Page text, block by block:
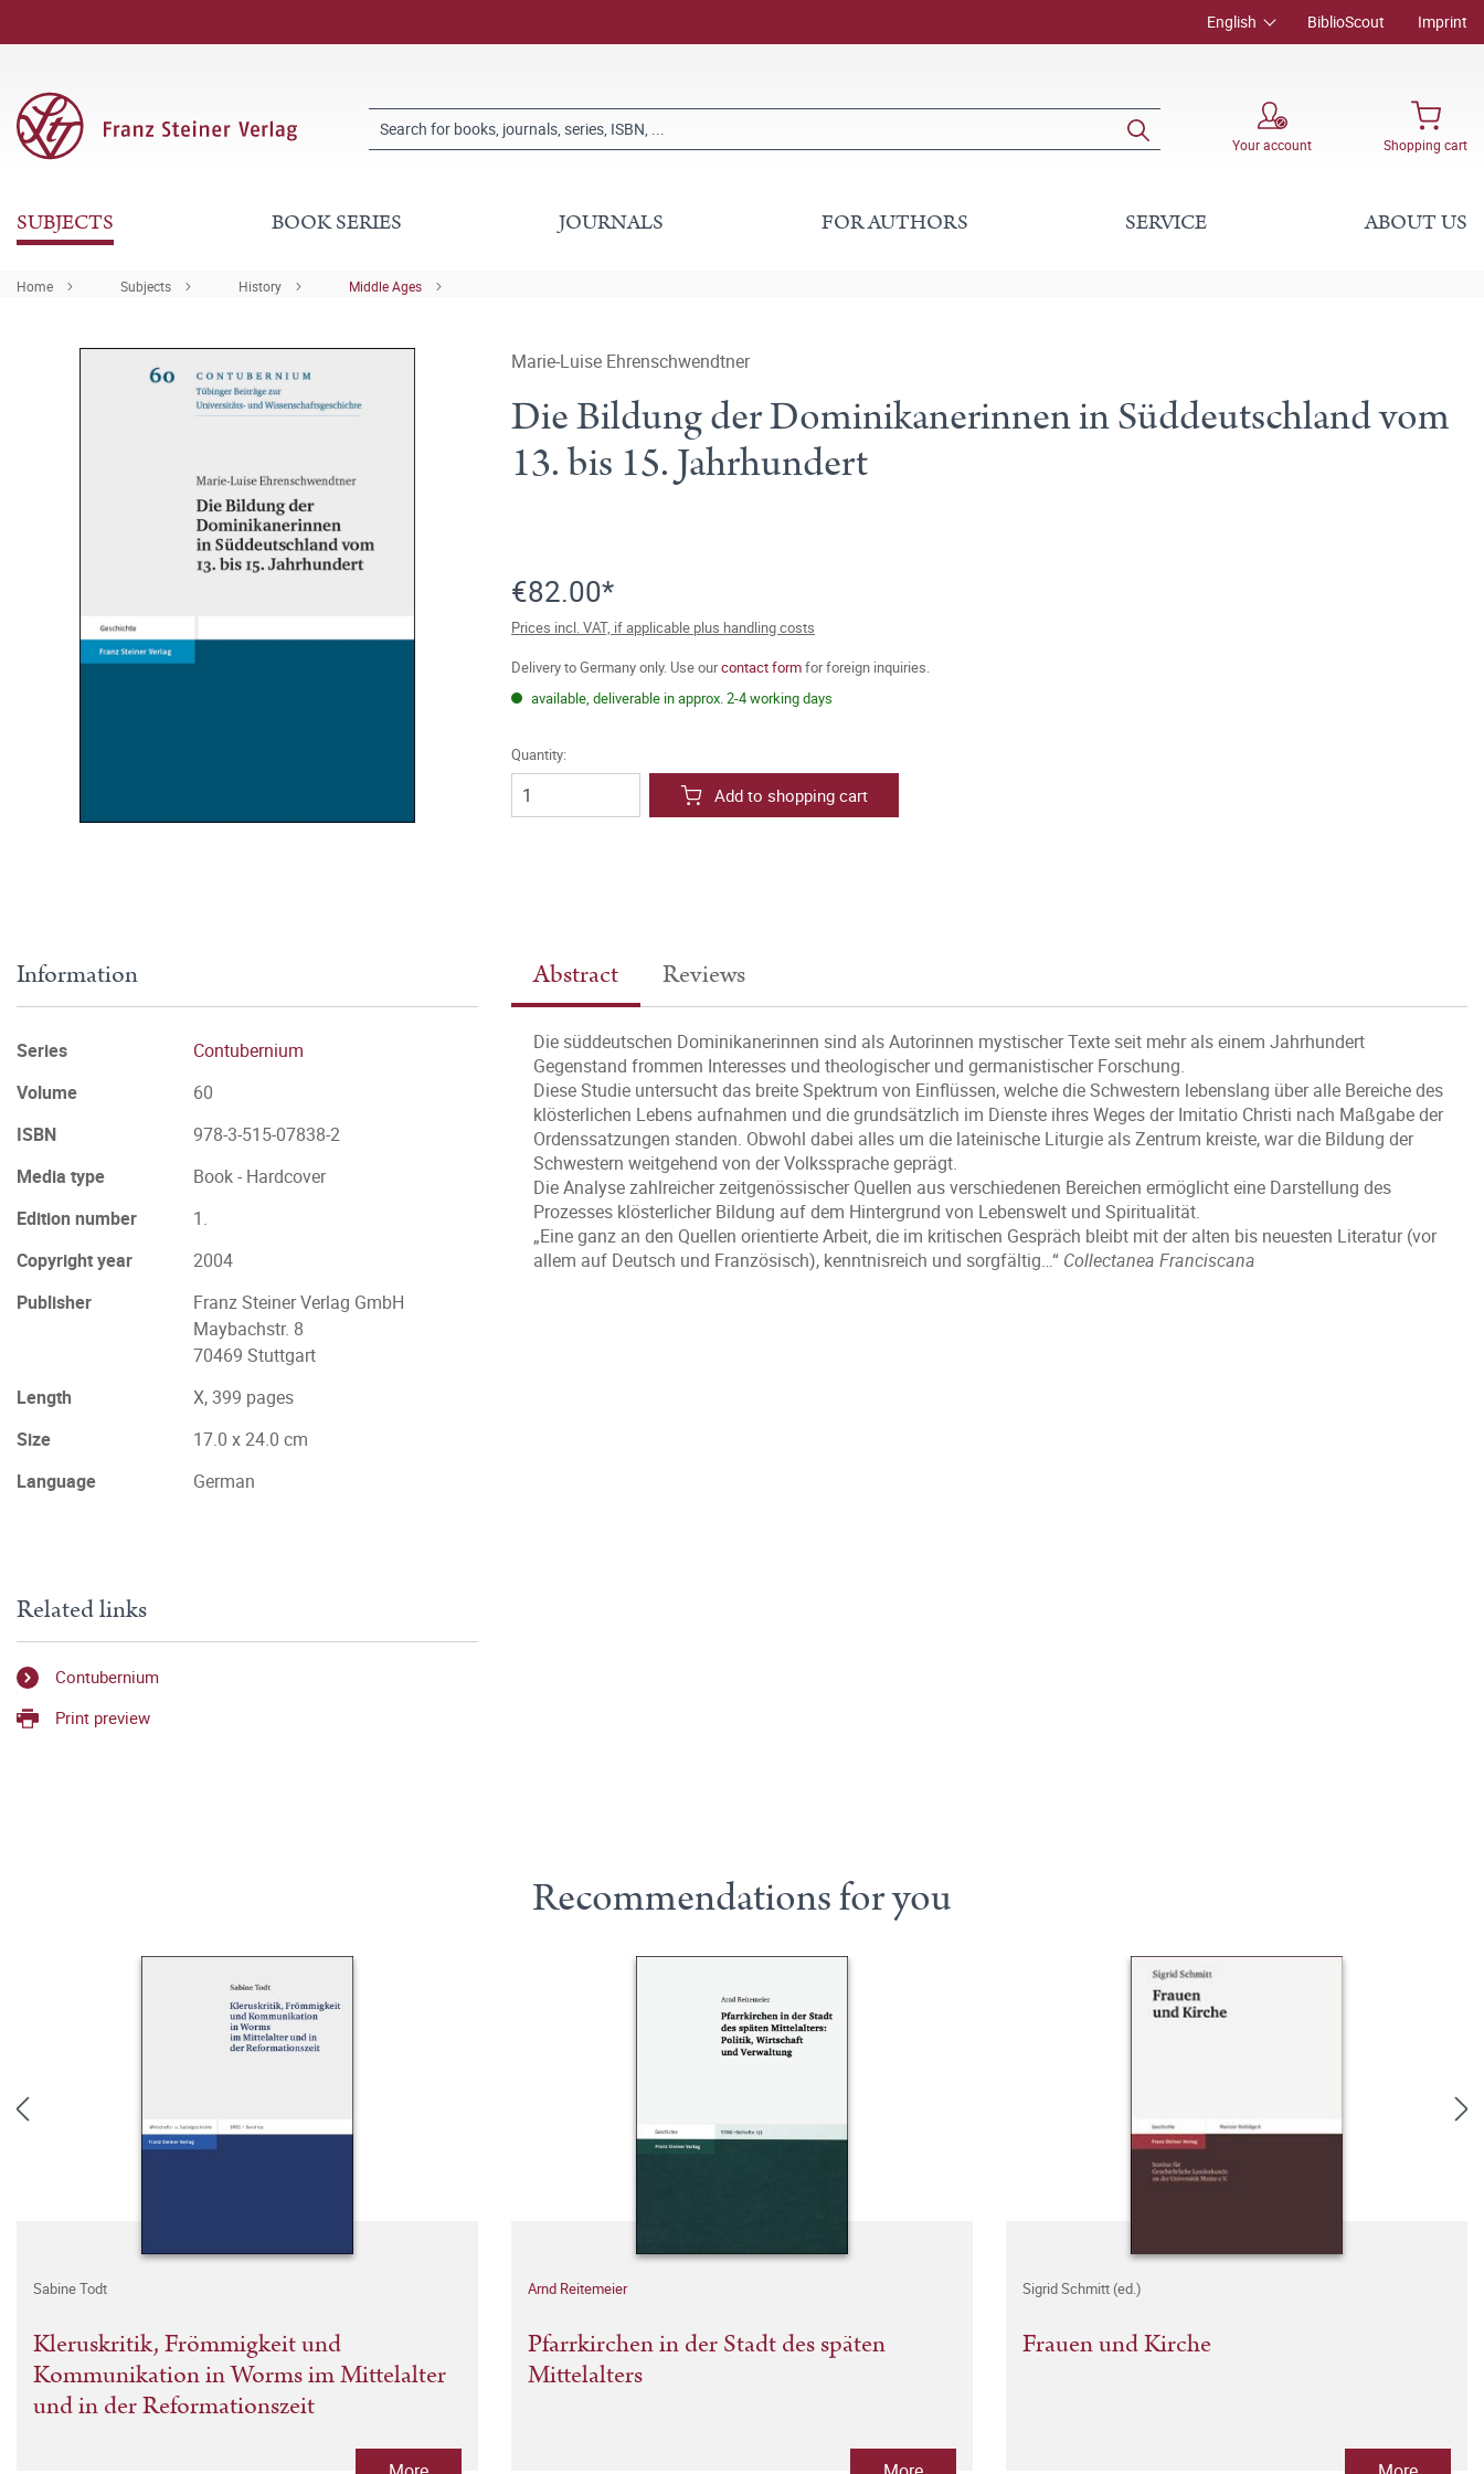
English BiblioScout Imprint
Your account Shopping cart
SUBJECTS BOOK SERIES JOURNALS FOR AUTHORS SERVICE ABOUT US
Home Subjects History Middle Ages
Marie-Luise Ehrenschwendtner
Die Bildung der Dominikanerinnen in Süddeutschland vom
13. bis 15. Jahrhundert
€82.00*
Prices incl. VAT, if applicable plus handling costs
Delivery to Germany only. Use ourcontact formfor foreign inquiries.
available, deliverable in approx. 2-4 working days
Quantity:
Add to shopping cart
Abstract Reviews
Die süddeutschen Dominikanerinnen sind als Autorinnen mystischer Texte seit mehr als einem Jahrhundert
Gegenstand frommen Interesses und theologischer und germanistischer Forschung.
Diese Studie untersucht das breite Spektrum von Einflüssen, welche die Schwestern lebenslang über alle Bereiche des
klösterlichen Lebens aufnahmen und die grundsätzlich im Dienste ihres Weges der Imitatio Christi nach Maßgabe der
Ordenssatzungen standen. Obwohl dabei alles um die lateinische Liturgie als Zentrum kreiste, war die Bildung der
Schwestern weitgehend von der Volkssprache geprägt.
Die Analyse zahlreicher zeitgenössischer Quellen aus verschiedenen Bereichen ermöglicht eine Darstellung des
Prozesses klösterlicher Bildung auf dem Hintergrund von Lebenswelt und Spiritualität.
„Eine ganz an den Quellen orientierte Arbeit, die im kritischen Gespräch bleibt mit der alten bis neuesten Literatur (vor
allem auf Deutsch und Französisch), kenntnisreich und sorgfältig…“ Collectanea Franciscana
Information
Series
Contubernium
Volume
60
ISBN
978-3-515-07838-2
Media type
Book - Hardcover
Edition number
1.
Copyright year
2004
Publisher
Franz Steiner Verlag GmbH
Maybachstr. 8
70469 Stuttgart
Length
X, 399 pages
Size
17.0 x 24.0 cm
Language
German
Related links
Contubernium
Print preview
Recommendations for you
Sabine Todt
Kleruskritik, Frömmigkeit und
Kommunikation in Worms im Mittelalter
und in der Reformationszeit
Arnd Reitemeier
Pfarrkirchen in der Stadt des späten
Mittelalters
Sigrid Schmitt (ed.)
Frauen und Kirche